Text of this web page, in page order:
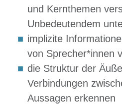
und Kernthemen
Unbedeutendem
implizite
von Sprecher*innen
die Struktur der
Verbindungen
Aussagen erkennen